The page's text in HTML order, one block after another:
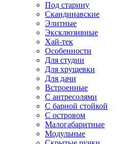
Под старину
Скандинавские
Элитные
Эксклюзивные
Хай-тек
Особенности
Для студии
Для хрущевки
Для дачи
Встроенные
С антресолями
С барной стойкой
С островом
Малогабаритные
Модульные